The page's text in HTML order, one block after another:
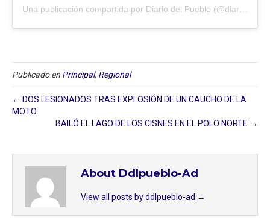
Publicado en Principal, Regional
← DOS LESIONADOS TRAS EXPLOSIÓN DE UN CAUCHO DE LA
MOTO
BAILÓ EL LAGO DE LOS CISNES EN EL POLO NORTE →
About Ddlpueblo-Ad
View all posts by ddlpueblo-ad →